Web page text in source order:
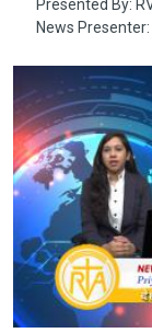
Presented By:
News